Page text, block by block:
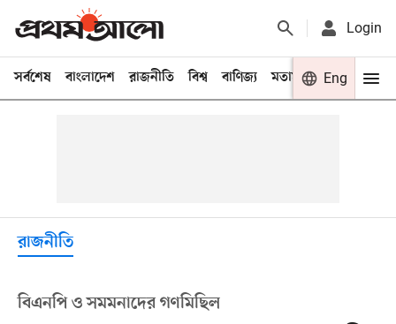
Login
সর্বশেষ বাংলাদেশ রাজনীতি বিশ্ব বাণিজ্য মতামত খেলা
Eng
রাজনীতি
বিএনপি ও সমমনাদের গণমিছিল